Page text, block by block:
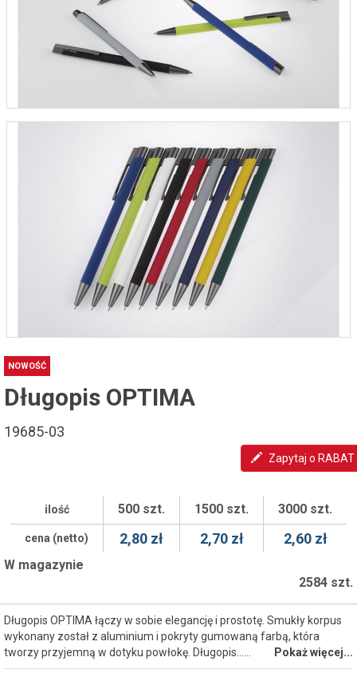
NOWOŚĆ
Długopis OPTIMA
19685-03
Zapytaj o RABAT
ilość 500 szt. 1500 szt. 3000 szt.
cena (netto) 2,80 zł 2,70 zł 2,60 zł
W magazynie
2584 szt.
Długopis OPTIMA łączy w sobie elegancję i prostotę. Smukły korpus
wykonany został z aluminium i pokryty gumowaną farbą, która
tworzy przyjemną w dotyku powłokę. Długopis...…
Pokaż więcej...